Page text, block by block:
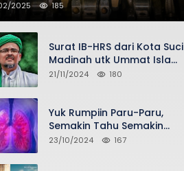
2025 185
Surat IB-HRS dari Kota Suci
Madinah utk Ummat Islam
Indonesia via Penasihat
Bantani
21/11/2024 180
Yuk Rumpiin Paru-Paru,
Semakin Tahu Semakin
Sehat Selalu
23/10/2024 167